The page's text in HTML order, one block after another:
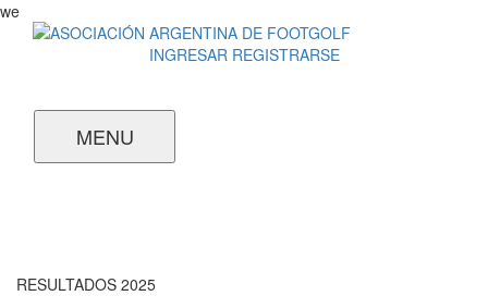
we
INGRESAR REGISTRARSE
MENU
RESULTADOS 2025